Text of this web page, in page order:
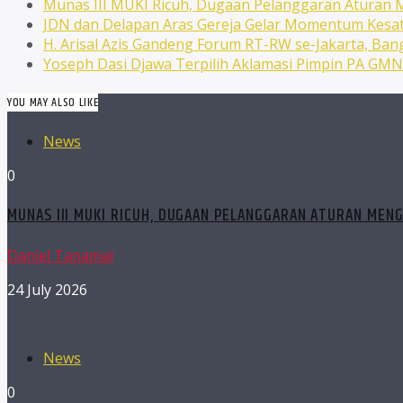
Munas III MUKI Ricuh, Dugaan Pelanggaran Aturan
JDN dan Delapan Aras Gereja Gelar Momentum
H. Arisal Azis Gandeng Forum RT-RW se-Jakarta,
Yoseph Dasi Djawa Terpilih Aklamasi Pimpin PA
YOU MAY ALSO LIKE
News
0
MUNAS III MUKI RICUH, DUGAAN PELANGGARAN ATURAN
Daniel Tanamal
24 July 2026
News
0